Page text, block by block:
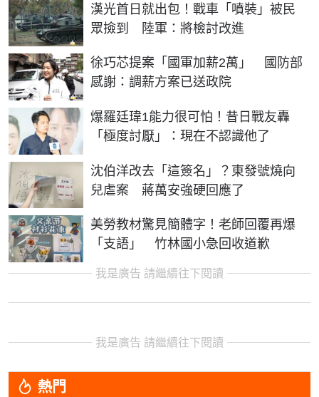
漢光首日就出包！戰車「噴裝」被民
眾撿到 陸軍：將檢討改進
徐巧芯提案「國軍加薪2萬」 國防部
感謝：調薪方案已送政院
爆羅廷瑋1能力很可怕！昔日戰友轟
「極度討厭」：現在不認識他了
沈伯洋改去「這簽名」？東發號燒向
兒虐案 蔣萬安強硬回應了
美勞教材驚見簡體字！老師回覆再爆
「支語」 竹林國小急回收道歉
我是廣告 請繼續往下閱讀
我是廣告 請繼續往下閱讀
熱門